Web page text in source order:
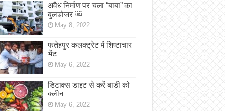
अवैध निर्माण पर चला “बाबा” का
बुलडोजर ￼
May 8, 2022
फतेहपुर कलक्ट्रेट में शिष्टाचार
भेंट
May 6, 2022
डिटाक्स डाइट से करें बाडी को
क्लीन
May 6, 2022